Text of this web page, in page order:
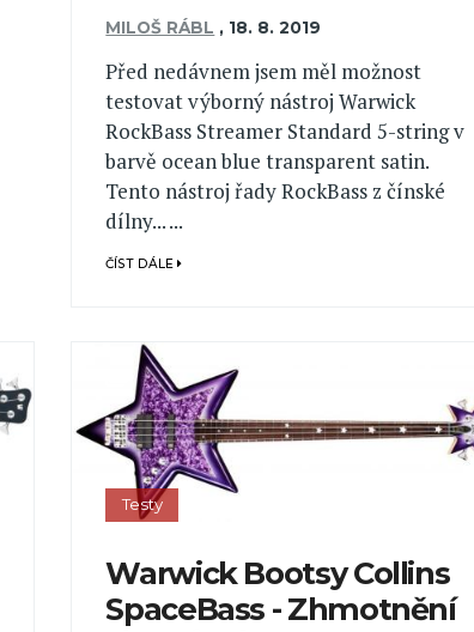
MILOŠ RÁBL , 18. 8. 2019
Před nedávnem jsem měl možnost
testovat výborný nástroj Warwick
RockBass Streamer Standard 5-string v
barvě ocean blue transparent satin.
Tento nástroj řady RockBass z čínské
dílny... ...
ČÍST DÁLE
Testy
Warwick Bootsy Collins
SpaceBass - Zhmotnění